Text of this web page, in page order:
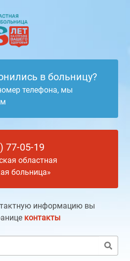
в больницу?
телефона, мы
77-05-19
областная
больница»
информацию вы
контакты